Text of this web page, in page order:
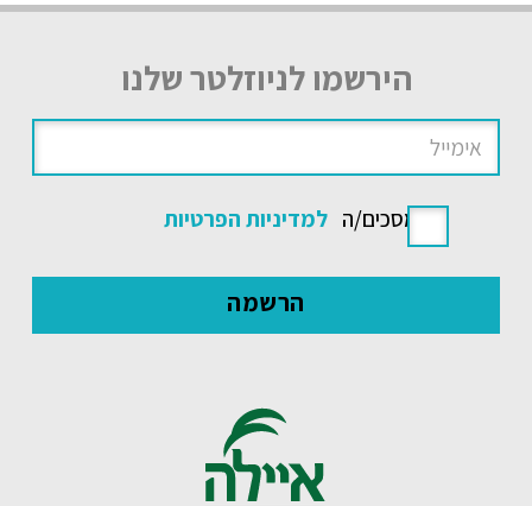
הירשמו לניוזלטר שלנו
אני מסכים/ה למדיניות הפרטיות